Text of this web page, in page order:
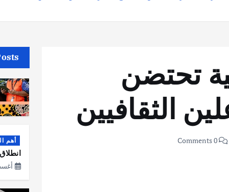
تحتضن
الثقافيين
0 Comments أهم